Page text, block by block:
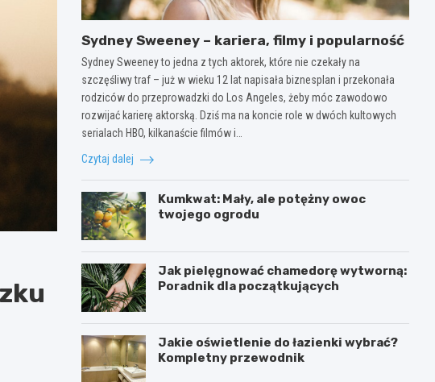
Sydney Sweeney – kariera, filmy i popularność
Sydney Sweeney to jedna z tych aktorek, które nie czekały na
szczęśliwy traf – już w wieku 12 lat napisała biznesplan i przekonała
rodziców do przeprowadzki do Los Angeles, żeby móc zawodowo
rozwijać karierę aktorską. Dziś ma na koncie role w dwóch kultowych
serialach HBO, kilkanaście filmów i…
Czytaj dalej
Kumkwat: Mały, ale potężny owoc
twojego ogrodu
Jak pielęgnować chamedorę wytworną:
Poradnik dla początkujących
Jakie oświetlenie do łazienki wybrać?
Kompletny przewodnik